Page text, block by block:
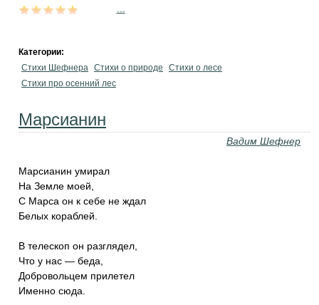
Категории:
Стихи Шефнера Стихи о природе
Стихи о лесе
Стихи про осенний лес
Марсианин
Вадим Шефнер
Марсианин умирал
На Земле моей,
С Марса он к себе не ждал
Белых кораблей.
В телескоп он разглядел,
Что у нас — беда,
Добровольцем прилетел
Именно сюда.